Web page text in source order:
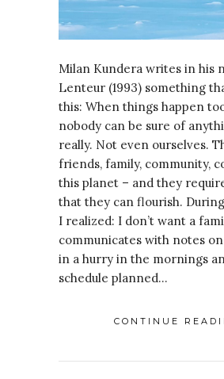
Milan Kundera writes in his
Lenteur (1993) something
this: When things happen
nobody can be sure of
really. Not even ourselves.
friends, family, community,
this planet – and they
that they can flourish.
I realized: I don’t want a
communicates with notes
in a hurry in the mornings
schedule planned…
CONTINUE